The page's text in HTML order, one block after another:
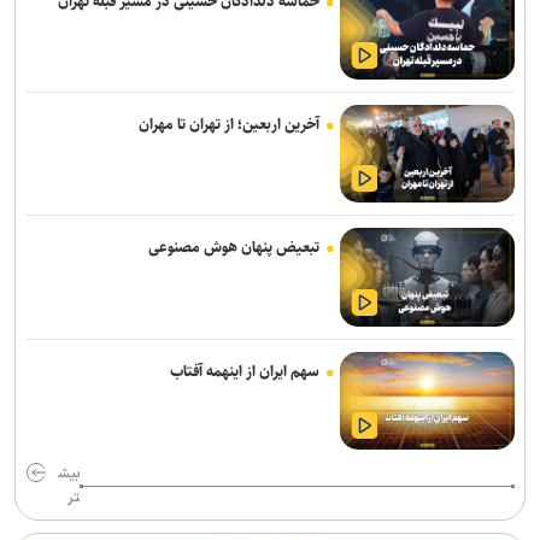
یافت
حمله نیروهای اسرائیلی به خبرنگار پرس‌تی‌وی
انصارالله حمله به یک نفتکش عربستان را تأیید کرد
لزوم تعمیق همکاری‌های علمی و پژوهشی عراق و ایران
پنتاگون با افشای کمبود تسلیحات نشست برگزار می‌کند
پزشکیان: جامعه امروز بیش از هر زمان به همدلی و اخلاق قرآنی نیاز دارد
انفجار در حومه دمشق چند کشته و زخمی برجا گذاشت
برگزاری مجمع آژانس انرژی اتمی اوایل شهریور در آمریکا
یمن: نقشه عربستان برای حمله به صنعاء را در نطفه خفه کردیم
قدردانی از حضور حماسی ملت مبعوث شده در راهپیمایی اربعین
آخرین اربعین؛ از تهران تا مهران
تبعیض پنهان هوش مصنوعی
سهم ایران از اینهمه آفتاب
بیش
تر